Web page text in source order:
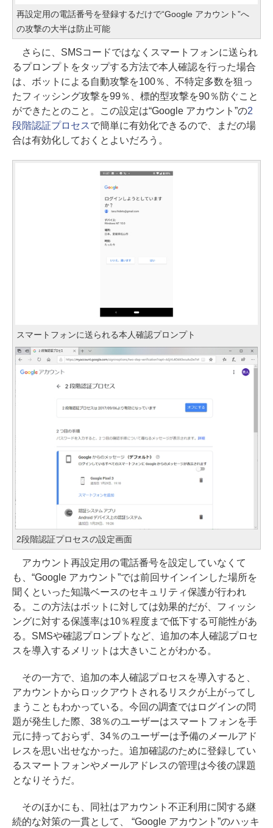
再設定用の電話番号を登録するだけで“Google アカウント”へ
の攻撃の大半は防止可能
さらに、SMSコードではなくスマートフォンに送られ
るプロンプトをタップする方法で本人確認を行った場合
は、ボットによる自動攻撃を100％、不特定多数を狙っ
たフィッシング攻撃を99％、標的型攻撃を90％防ぐこと
ができたとのこと。この設定は“Google アカウント”の2
段階認証プロセスで簡単に有効化できるので、まだの場
合は有効化しておくとよいだろう。
スマートフォンに送られる本人確認プロンプト
2段階認証プロセスの設定画面
アカウント再設定用の電話番号を設定していなくて
も、“Google アカウント”では前回サインインした場所を
聞くといった知識ベースのセキュリティ保護が行われ
る。この方法はボットに対しては効果的だが、フィッシ
ングに対する保護率は10％程度まで低下する可能性があ
る。SMSや確認プロンプトなど、追加の本人確認プロセ
スを導入するメリットは大きいことがわかる。
その一方で、追加の本人確認プロセスを導入すると、
アカウントからロックアウトされるリスクが上がってし
まうこともわかっている。今回の調査ではログインの問
題が発生した際、38％のユーザーはスマートフォンを手
元に持っておらず、34％のユーザーは予備のメールアド
レスを思い出せなかった。追加確認のために登録してい
るスマートフォンやメールアドレスの管理は今後の課題
となりそうだ。
そのほかにも、同社はアカウント不正利用に関する継
続的な対策の一貫として、 “Google アカウント”のハッキ